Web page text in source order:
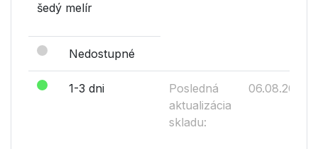
šedý melír
Nedostupné
1-3 dni
Posledná
aktualizácia
skladu:
06.08.2026